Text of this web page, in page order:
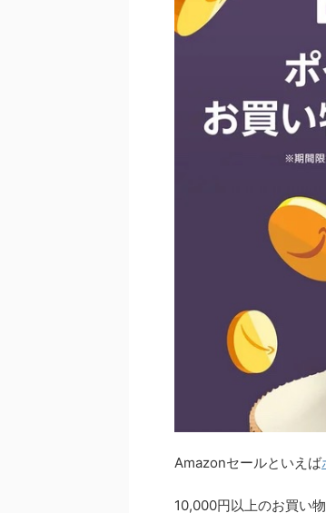
Amazonセールといえば
10,000円以上のお買い